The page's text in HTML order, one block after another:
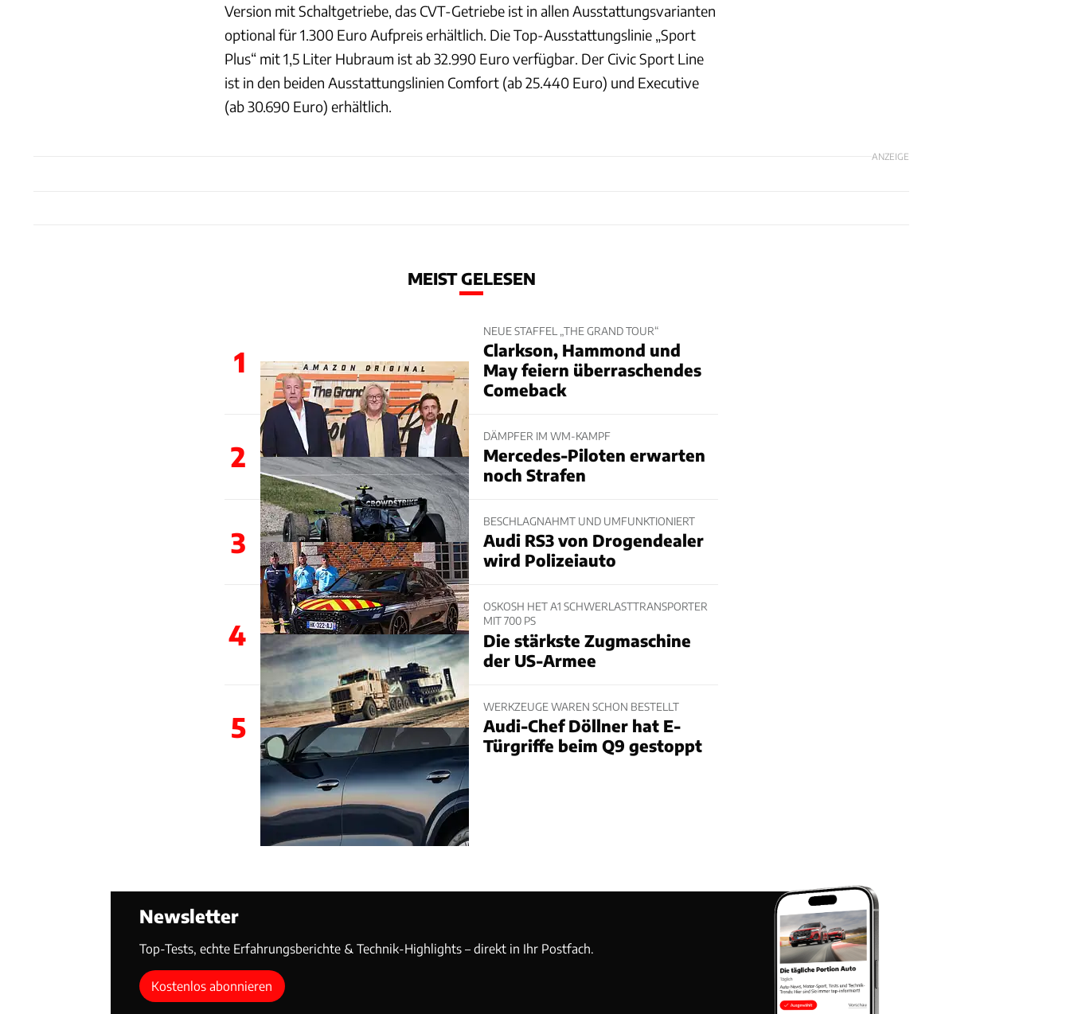
Version mit Schaltgetriebe, das CVT-Getriebe ist in allen Ausstattungsvarianten
optional für 1.300 Euro Aufpreis erhältlich. Die Top-Ausstattungslinie „Sport
Plus“ mit 1,5 Liter Hubraum ist ab 32.990 Euro verfügbar. Der Civic Sport Line
ist in den beiden Ausstattungslinien Comfort (ab 25.440 Euro) und Executive
(ab 30.690 Euro) erhältlich.
ANZEIGE
MEIST GELESEN
1
NEUE STAFFEL „THE GRAND TOUR“
Clarkson, Hammond und
May feiern überraschendes
Comeback
2
DÄMPFER IM WM-KAMPF
Mercedes-Piloten erwarten
noch Strafen
3
BESCHLAGNAHMT UND UMFUNKTIONIERT
Audi RS3 von Drogendealer
wird Polizeiauto
4
OSKOSH HET A1 SCHWERLASTTRANSPORTER
MIT 700 PS
Die stärkste Zugmaschine
der US-Armee
5
WERKZEUGE WAREN SCHON BESTELLT
Audi-Chef Döllner hat E-
Türgriffe beim Q9 gestoppt
Newsletter
Top-Tests, echte Erfahrungsberichte & Technik-Highlights – direkt in Ihr Postfach.
Kostenlos abonnieren